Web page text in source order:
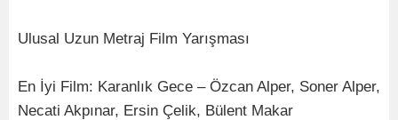
Ulusal Uzun Metraj Film Yarışması
En İyi Film: Karanlık Gece – Özcan Alper, Soner Alper,
Necati Akpınar, Ersin Çelik, Bülent Makar